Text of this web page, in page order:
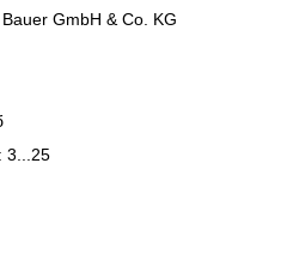
GmbH & Co. KG
3...25